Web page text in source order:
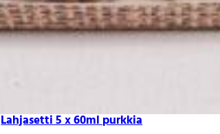
Lahjasetti 5 x 60ml purkkia